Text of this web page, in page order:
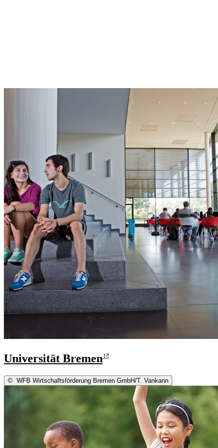
Universität Bremen
© WFB Wirtschaftsförderung Bremen GmbH/T. Vankann